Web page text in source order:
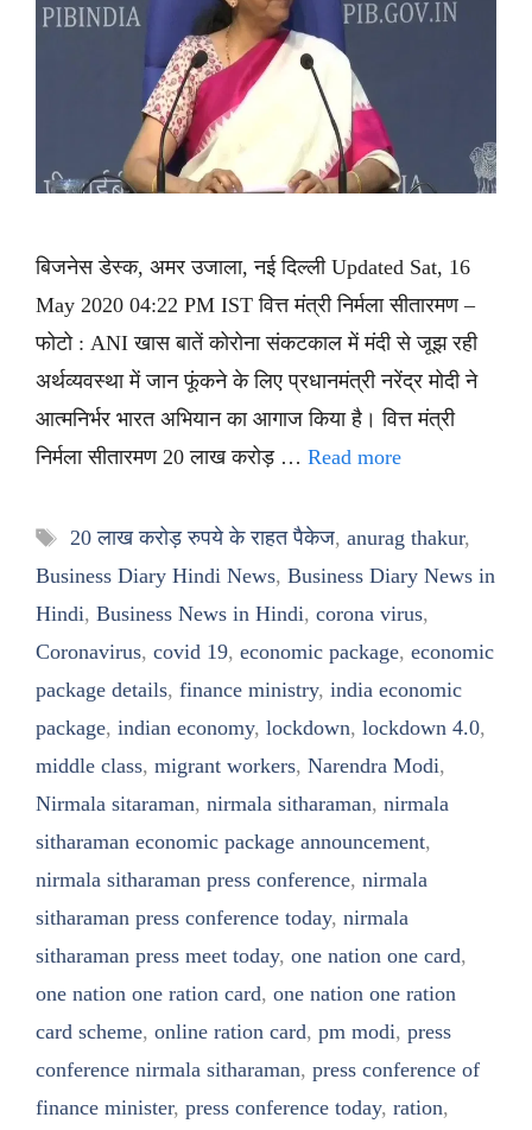
बिजनेस डेस्क, अमर उजाला, नई दिल्ली Updated Sat, 16
May 2020 04:22 PM IST वित्त मंत्री निर्मला सीतारमण –
फोटो : ANI खास बातें कोरोना संकटकाल में मंदी से जूझ रही
अर्थव्यवस्था में जान फूंकने के लिए प्रधानमंत्री नरेंद्र मोदी ने
आत्मनिर्भर भारत अभियान का आगाज किया है। वित्त मंत्री
निर्मला सीतारमण 20 लाख करोड़ … Read more
Tags
20 लाख करोड़ रुपये के राहत पैकेज, anurag thakur,
Business Diary Hindi News, Business Diary News in
Hindi, Business News in Hindi, corona virus,
Coronavirus, covid 19, economic package, economic
package details, finance ministry, india economic
package, indian economy, lockdown, lockdown 4.0,
middle class, migrant workers, Narendra Modi,
Nirmala sitaraman, nirmala sitharaman, nirmala
sitharaman economic package announcement,
nirmala sitharaman press conference, nirmala
sitharaman press conference today, nirmala
sitharaman press meet today, one nation one card,
one nation one ration card, one nation one ration
card scheme, online ration card, pm modi, press
conference nirmala sitharaman, press conference of
finance minister, press conference today, ration,